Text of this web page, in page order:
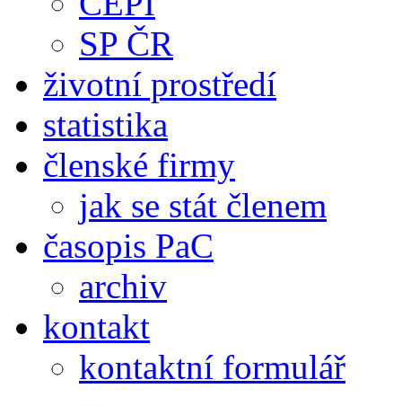
SP ČR
životní prostředí
statistika
členské firmy
jak se stát členem
časopis PaC
archiv
kontakt
kontaktní formulář